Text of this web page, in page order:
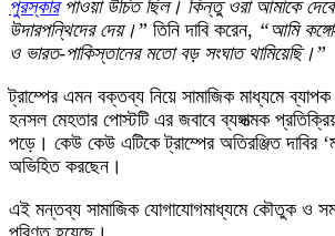
পুরস্কারপাওয়া উচিত ছিল। কিন্তু ওরা আমাকে
উদারপন্থিদের দেয়।” তিনি দাবি করেন, “আমি
ও ভারত-পাকিস্তানের মতো বড় সংঘাত থামিয়েছি।”
ট্রাম্পের এমন বক্তব্য নিয়ে সামাজিক মাধ্যমে ব্যাপক
হনসল মেহতার পোস্টটি এর জবাবে ব্যঙ্গাত্মক
পড়ে। কেউ কেউ এটিকে ট্রাম্পের অতিরঞ্জিত দাবির
অভিহিত করছেন।
এই মন্তব্য সামাজিক যোগাযোগমাধ্যমে কৌতুক ও